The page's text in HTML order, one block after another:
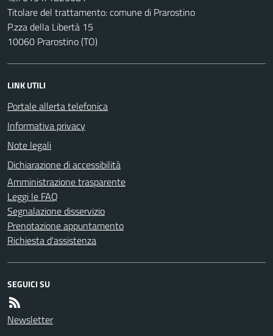
Titolare del trattamento: comune di Prarostino
P.zza della Libertà 15
10060 Prarostino (TO)
LINK UTILI
Portale allerta telefonica
Informativa privacy
Note legali
Dichiarazione di accessibilità
Amministrazione trasparente
Leggi le FAQ
Segnalazione disservizio
Prenotazione appuntamento
Richiesta d'assistenza
SEGUICI SU
Newsletter